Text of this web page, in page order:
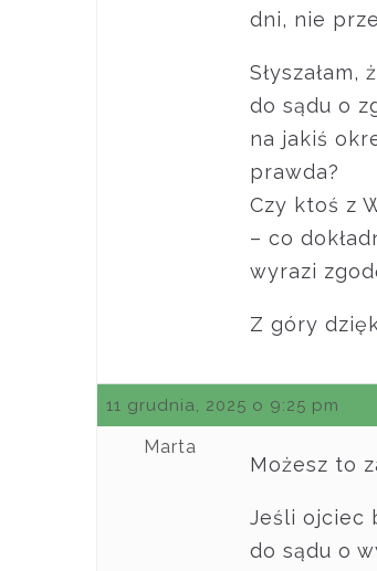
dni, nie
do sądu o
na jakiś
prawda?
Czy ktoś z
– co
wyrazi
Z góry
11 grudnia, 2025 o 9:25 pm
Marta
Możesz to
Jeśli ojciec
do sądu o